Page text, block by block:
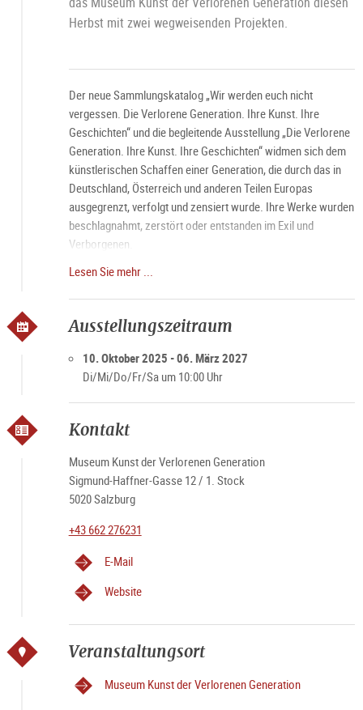
Herbst mit zwei wegweisenden Projekten.
Der neue Sammlungskatalog „Wir werden euch nicht
vergessen. Die Verlorene Generation. Ihre Kunst. Ihre
Geschichten“ und die begleitende Ausstellung „Die Verlorene
Generation. Ihre Kunst. Ihre Geschichten“ widmen sich dem
künstlerischen Schaffen einer Generation, die durch das in
Deutschland, Österreich und anderen Teilen Europas
ausgegrenzt, verfolgt und zensiert wurde. Ihre Werke wurden
beschlagnahmt, zerstört oder entstanden im Exil und
Verborgenen.
Voranmeldung.
Di - Sa 10 – 17 Uhr
Feiertags geschlossen
Lesen Sie mehr ...
Ausstellungszeitraum
10. Oktober 2025 - 06. März 2027
Di/Mi/Do/Fr/Sa um 10:00 Uhr
Kontakt
Museum Kunst der Verlorenen Generation
Sigmund-Haffner-Gasse 12 / 1. Stock
5020 Salzburg
+43 662 276231
E-Mail
Website
Veranstaltungsort
Museum Kunst der Verlorenen Generation